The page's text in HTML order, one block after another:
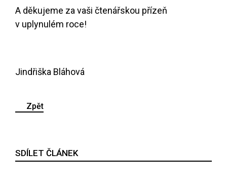
A děkujeme za vaši čtenářskou přízeň
v uplynulém roce!
Jindřiška Bláhová
Zpět
SDÍLET ČLÁNEK